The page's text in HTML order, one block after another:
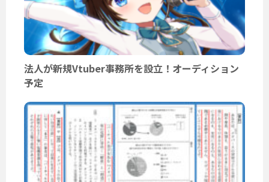
法人が新規Vtuber事務所を設立！オーディション
予定